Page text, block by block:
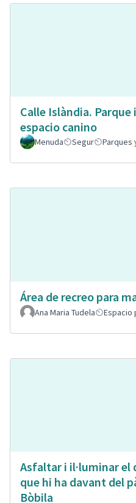
Calle Islàndia.
espacio canino
Menuda Segur Parques
Área de recreo para
Ana Maria Tudela
Espacio
Asfaltar i il·luminar el
que hi ha davant del
Bòbila